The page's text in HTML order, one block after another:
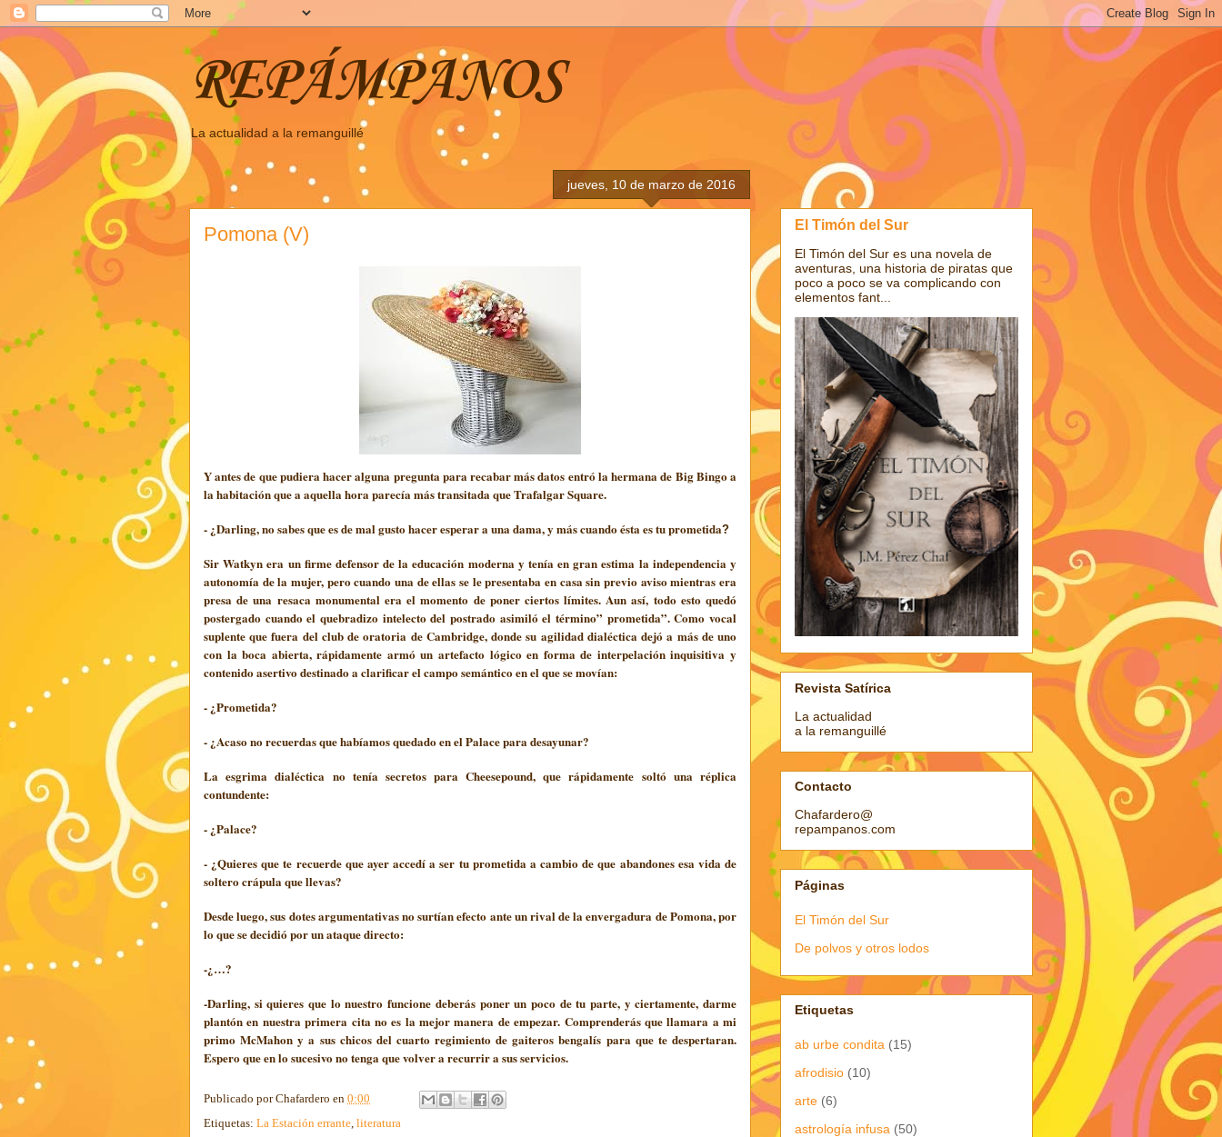
REPÁMPANOS
La actualidad a la remanguillé
jueves, 10 de marzo de 2016
Pomona (V)
Y antes de que pudiera hacer alguna pregunta para recabar más datos entró la hermana de Big Bingo a
la habitación que a aquella hora parecía más transitada que Trafalgar Square.
- ¿Darling, no sabes que es de mal gusto hacer esperar a una dama, y más cuando ésta es tu prometida?
Sir Watkyn era un firme defensor de la educación moderna y tenía en gran estima la independencia y
autonomía de la mujer, pero cuando una de ellas se le presentaba en casa sin previo aviso mientras era
presa de una resaca monumental era el momento de poner ciertos límites. Aun así, todo esto quedó
postergado cuando el quebradizo intelecto del postrado asimiló el término” prometida”. Como vocal
suplente que fuera del club de oratoria de Cambridge, donde su agilidad dialéctica dejó a más de uno
con la boca abierta, rápidamente armó un artefacto lógico en forma de interpelación inquisitiva y
contenido asertivo destinado a clarificar el campo semántico en el que se movían:
- ¿Prometida?
- ¿Acaso no recuerdas que habíamos quedado en el Palace para desayunar?
La esgrima dialéctica no tenía secretos para Cheesepound, que rápidamente soltó una réplica
contundente:
- ¿Palace?
- ¿Quieres que te recuerde que ayer accedí a ser tu prometida a cambio de que abandones esa vida de
soltero crápula que llevas?
Desde luego, sus dotes argumentativas no surtían efecto ante un rival de la envergadura de Pomona, por
lo que se decidió por un ataque directo:
-¿…?
-Darling, si quieres que lo nuestro funcione deberás poner un poco de tu parte, y ciertamente, darme
plantón en nuestra primera cita no es la mejor manera de empezar. Comprenderás que llamara a mi
primo McMahon y a sus chicos del cuarto regimiento de gaiteros bengalís para que te despertaran.
Espero que en lo sucesivo no tenga que volver a recurrir a sus servicios.
Publicado porChafardero en 0:00
Etiquetas: La Estación errante, literatura
El Timón del Sur
El Timón del Sur es una novela de
aventuras, una historia de piratas que
poco a poco se va complicando con
elementos fant...
Revista Satírica
La actualidad
a la remanguillé
Contacto
Chafardero@
repampanos.com
Páginas
El Timón del Sur
De polvos y otros lodos
Etiquetas
ab urbe condita (15)
afrodisio (10)
arte (6)
astrología infusa (50)